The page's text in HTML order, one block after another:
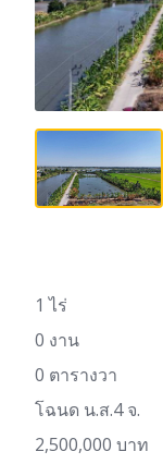
1 ไร่
0 งาน
0 ตารางวา
โฉนด น.ส.4 จ.
2,500,000 บาท